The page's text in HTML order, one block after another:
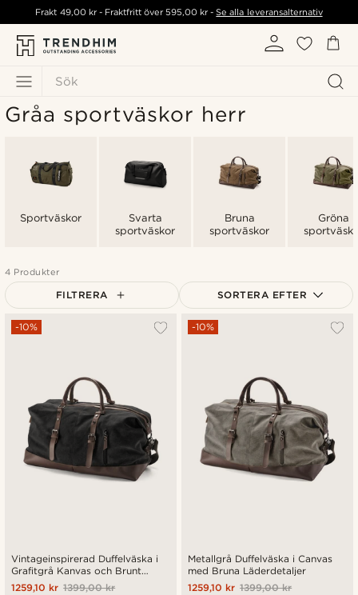
Sök
Frakt 49,00 kr- Fraktfritt över595,00 kr -Se alla leveransalternativ
Gråa sportväskor herr
Sportväskor
Svarta
sportväskor
Bruna
sportväskor
Gröna
4 Produkter
FILTRERA SORTERA EFTER
Mest populärt
Vintageinspirerad Duffelväska i
Grafitgrå Kanvas och Brunt
Läder
-10%
1399,00 kr
1259,10 kr
Metallgrå Duffelväska i Canvas
med Bruna Läderdetaljer
-10%
1399,00 kr
1259,10 kr